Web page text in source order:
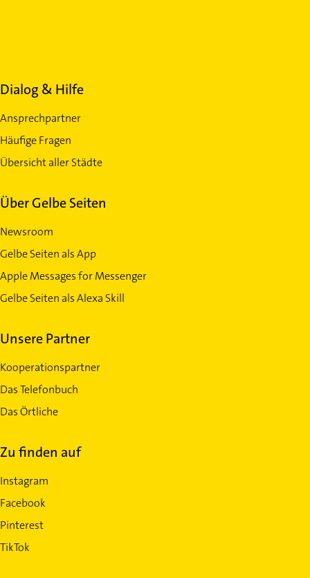
Dialog & Hilfe
Ansprechpartner
Häufige Fragen
Übersicht aller Städte
Über Gelbe Seiten
Newsroom
Gelbe Seiten als App
Apple Messages for Messenger
Gelbe Seiten als Alexa Skill
Unsere Partner
Kooperationspartner
Das Telefonbuch
Das Örtliche
Zu finden auf
Instagram
Facebook
Pinterest
TikTok